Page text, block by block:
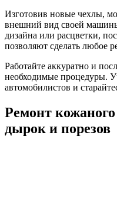
Изготовив новые чехлы,
внешний вид своей
дизайна или расцветки,
позволяют сделать любое
Работайте аккуратно и
необходимые процедуры.
автомобилистов и
Ремонт
дырок и порезов